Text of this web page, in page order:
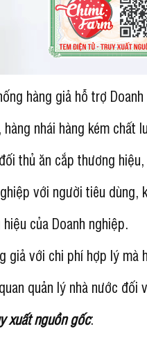
hàng giả hỗ trợ
nhái hàng kém chất
thủ ăn cắp thương
với người tiêu dùng,
của Doanh nghiệp.
giả với chi phí hợp lý mà
quản lý nhà nước
xuất nguồn gốc: